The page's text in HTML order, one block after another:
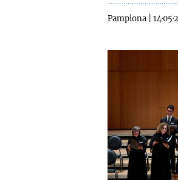
Pamplona